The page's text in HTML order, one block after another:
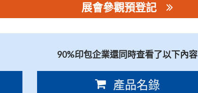
展會參觀預登記
90%印包企業還同時查看了以下內容
產品名錄